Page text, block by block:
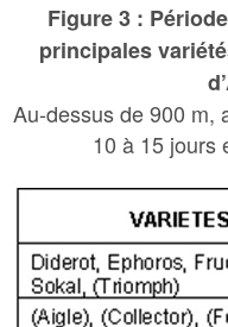
Figure 3 :
principales
Au-dessus de 900 m,
10 à 15 jours